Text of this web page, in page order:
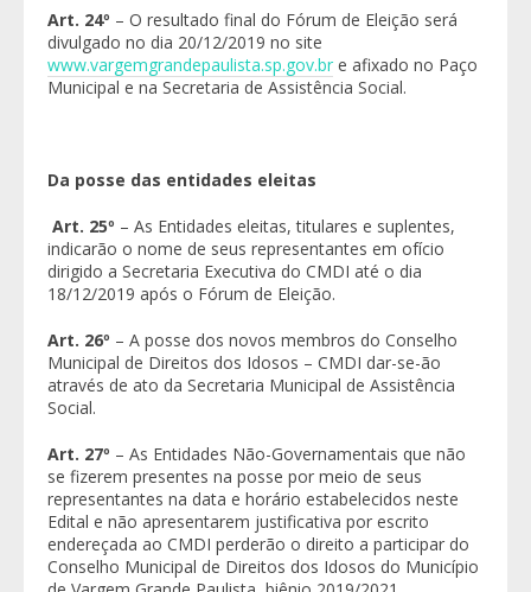
Art. 24º – O resultado final do Fórum de Eleição será
divulgado no dia 20/12/2019 no site
www.vargemgrandepaulista.sp.gov.br e afixado no Paço
Municipal e na Secretaria de Assistência Social.
Da posse das entidades eleitas
Art. 25º – As Entidades eleitas, titulares e suplentes,
indicarão o nome de seus representantes em ofício
dirigido a Secretaria Executiva do CMDI até o dia
18/12/2019 após o Fórum de Eleição.
Art. 26º – A posse dos novos membros do Conselho
Municipal de Direitos dos Idosos – CMDI dar-se-ão
através de ato da Secretaria Municipal de Assistência
Social.
Art. 27º – As Entidades Não-Governamentais que não
se fizerem presentes na posse por meio de seus
representantes na data e horário estabelecidos neste
Edital e não apresentarem justificativa por escrito
endereçada ao CMDI perderão o direito a participar do
Conselho Municipal de Direitos dos Idosos do Município